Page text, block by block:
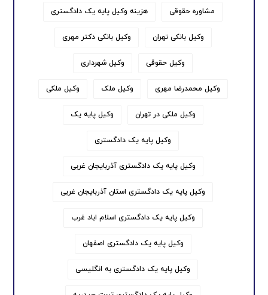
مشاوره حقوقی هزینه وکیل پایه یک دادگستری
وکیل بانکی تهران وکیل بانکی دکتر مهری
وکیل حقوقی وکیل شهرداری
وکیل محمدرضا مهری وکیل ملک وکیل ملکی
وکیل ملکی در تهران وکیل پایه یک
وکیل پایه یک دادگستری
وکیل پایه یک دادگستری آذربایجان غربی
وکیل پایه یک دادگستری استان آذربایجان غربی
وکیل پایه یک دادگستری اسلام اباد غرب
وکیل پایه یک دادگستری اصفهان
وکیل پایه یک دادگستری به انگلیسی